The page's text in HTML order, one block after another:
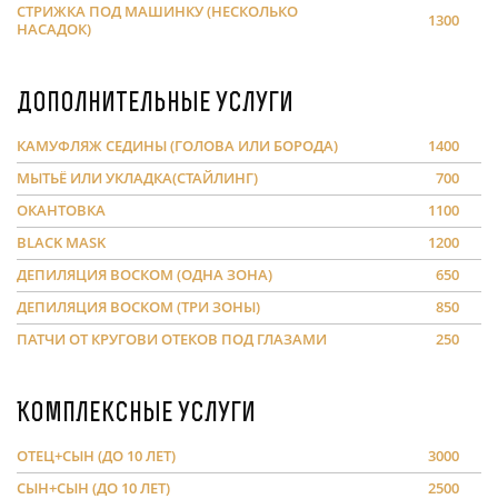
СТРИЖКА ПОД МАШИНКУ (НЕСКОЛЬКО
НАСАДОК)
1300
Дополнительные услуги
КАМУФЛЯЖ СЕДИНЫ (ГОЛОВА ИЛИ БОРОДА)
1400
МЫТЬЁ ИЛИ УКЛАДКА(СТАЙЛИНГ)
700
ОКАНТОВКА
1100
BLACK MASK
1200
ДЕПИЛЯЦИЯ ВОСКОМ (ОДНА ЗОНА)
650
ДЕПИЛЯЦИЯ ВОСКОМ (ТРИ ЗОНЫ)
850
ПАТЧИ ОТ КРУГОВИ ОТЕКОВ ПОД ГЛАЗАМИ
250
Комплексные услуги
ОТЕЦ+СЫН (ДО 10 ЛЕТ)
3000
СЫН+СЫН (ДО 10 ЛЕТ)
2500